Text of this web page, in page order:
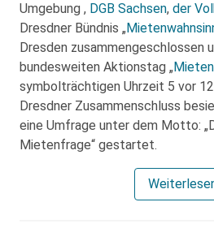
Umgebung , DGB Sachsen, der
Dresdner Bündnis „
Dresden zusammengeschlossen
bundesweiten Aktionstag „
symbolträchtigen Uhrzeit 5 vor
Dresdner Zusammenschluss
eine Umfrage unter dem Motto:
Mietenfrage“ gestartet.